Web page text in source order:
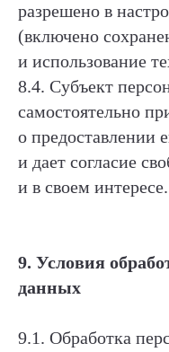
разрешено в
(включено
и использование
8.4. Субъект
самостоятельно
о предоставлении
и дает согласие
и в своем интересе.
9. Условия
данных
9.1. Обработка